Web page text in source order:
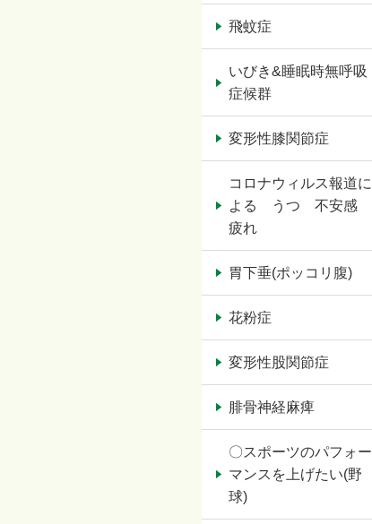
飛蚊症
いびき&睡眠時無呼吸
症候群
変形性膝関節症
コロナウィルス報道に
よる うつ 不安感
疲れ
胃下垂(ポッコリ腹)
花粉症
変形性股関節症
腓骨神経麻痺
〇スポーツのパフォー
マンスを上げたい(野
球)